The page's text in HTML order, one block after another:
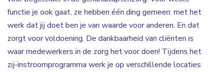
functie je ook gaat, ze hebben één ding gemeen: met het
werk dat jij doet ben je van waarde voor anderen. En dat
zorgt voor voldoening. De dankbaarheid van cliënten is
waar medewerkers in de zorg het voor doen! Tijdens het
zij-instroomprogramma werk je op verschillende locaties